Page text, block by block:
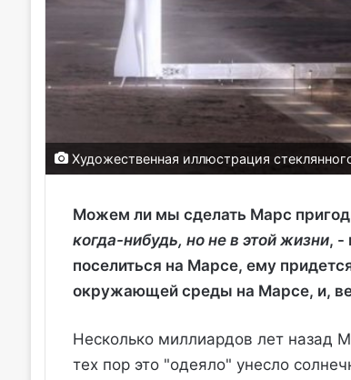
Художественная иллюстрация
Можем ли мы сделать Марс
когда-нибудь, но не в этой жизни, -
поселиться на Марсе, ему
окружающей среды на Марсе, и,
Несколько миллиардов лет назад
тех пор это "одеяло" унесло